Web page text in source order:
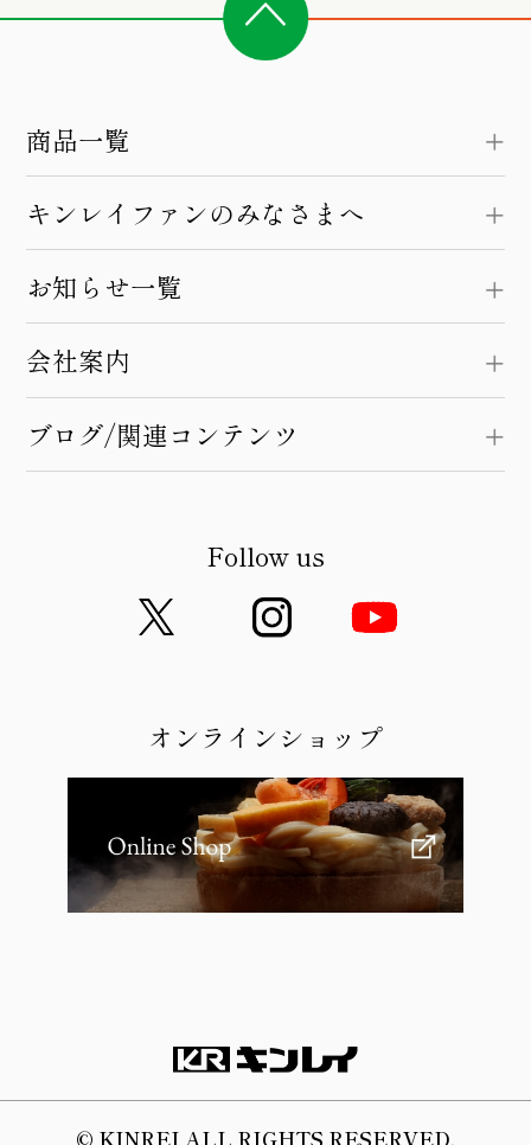
商品一覧
キンレイファンのみなさまへ
お知らせ一覧
会社案内
ブログ/関連コンテンツ
Follow us
オンラインショップ
© KINREI ALL RIGHTS RESERVED.